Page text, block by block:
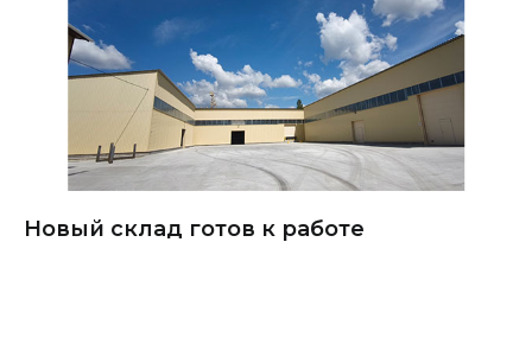
Новый склад готов к работе